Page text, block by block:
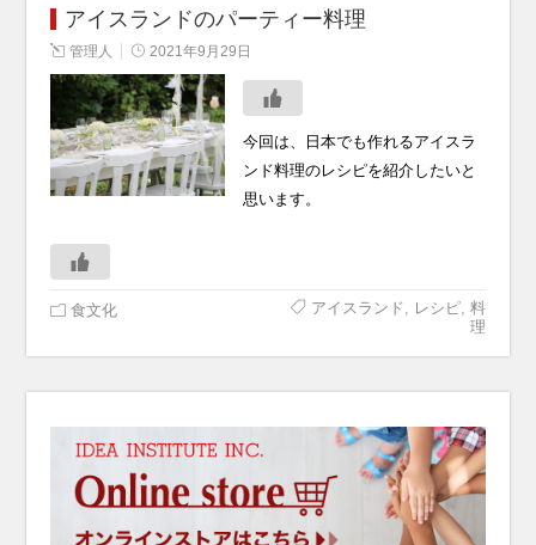
アイスランドのパーティー料理
管理人 2021年9月29日
今回は、日本でも作れるアイスラ
ンド料理のレシピを紹介したいと
思います。
食文化 アイスランド レシピ, 料
理